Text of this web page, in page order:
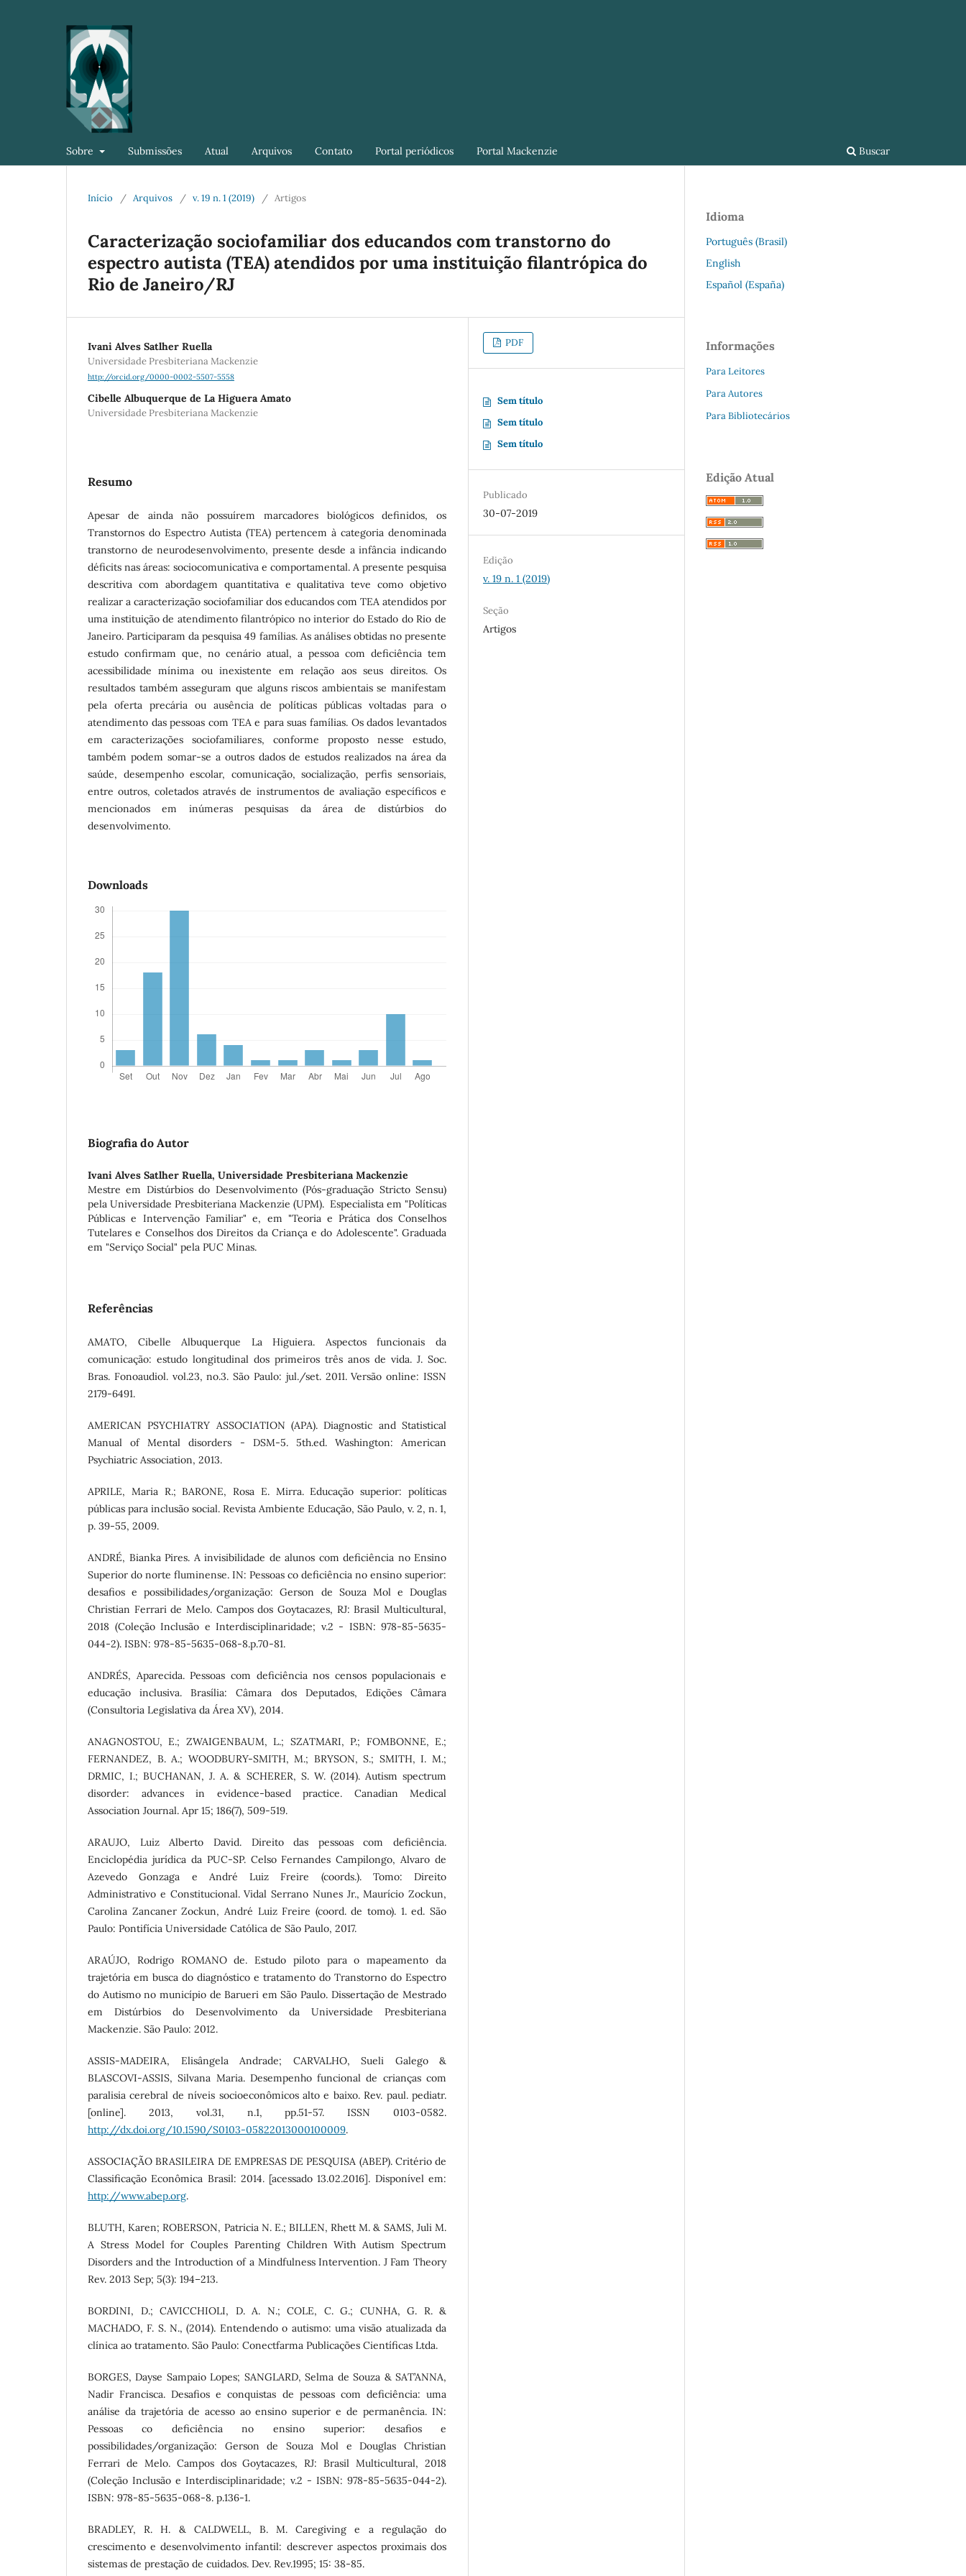
Sobre Submissões Atual Arquivos Contato Portal periódicos Portal Mackenzie Buscar
Início / Arquivos / v. 19 n. 1 (2019) / Artigos
Caracterização sociofamiliar dos educandos com transtorno do
espectro autista (TEA) atendidos por uma instituição filantrópica do
Rio de Janeiro/RJ
Ivani Alves Satlher Ruella
Universidade Presbiteriana Mackenzie
http://orcid.org/0000-0002-5507-5558
Cibelle Albuquerque de La Higuera Amato
Universidade Presbiteriana Mackenzie
Resumo
Apesar de ainda não possuírem marcadores biológicos definidos, os
Transtornos do Espectro Autista (TEA) pertencem à categoria denominada
transtorno de neurodesenvolvimento, presente desde a infância indicando
déficits nas áreas: sociocomunicativa e comportamental. A presente pesquisa
descritiva com abordagem quantitativa e qualitativa teve como objetivo
realizar a caracterização sociofamiliar dos educandos com TEA atendidos por
uma instituição de atendimento filantrópico no interior do Estado do Rio de
Janeiro. Participaram da pesquisa 49 famílias. As análises obtidas no presente
estudo confirmam que, no cenário atual, a pessoa com deficiência tem
acessibilidade mínima ou inexistente em relação aos seus direitos. Os
resultados também asseguram que alguns riscos ambientais se manifestam
pela oferta precária ou ausência de políticas públicas voltadas para o
atendimento das pessoas com TEA e para suas famílias. Os dados levantados
em caracterizações sociofamiliares, conforme proposto nesse estudo,
também podem somar-se a outros dados de estudos realizados na área da
saúde, desempenho escolar, comunicação, socialização, perfis sensoriais,
entre outros, coletados através de instrumentos de avaliação específicos e
mencionados em inúmeras pesquisas da área de distúrbios do
desenvolvimento.
Downloads
Biografia do Autor
Ivani Alves Satlher Ruella, Universidade Presbiteriana Mackenzie
Mestre em Distúrbios do Desenvolvimento (Pós-graduação Stricto Sensu)
pela Universidade Presbiteriana Mackenzie (UPM). Especialista em "Políticas
Públicas e Intervenção Familiar" e, em "Teoria e Prática dos Conselhos
Tutelares e Conselhos dos Direitos da Criança e do Adolescente". Graduada
em "Serviço Social" pela PUC Minas.
Referências
AMATO, Cibelle Albuquerque La Higuiera. Aspectos funcionais da
comunicação: estudo longitudinal dos primeiros três anos de vida. J. Soc.
Bras. Fonoaudiol. vol.23, no.3. São Paulo: jul./set. 2011. Versão online: ISSN
2179-6491.
AMERICAN PSYCHIATRY ASSOCIATION (APA). Diagnostic and Statistical
Manual of Mental disorders - DSM-5. 5th.ed. Washington: American
Psychiatric Association, 2013.
APRILE, Maria R.; BARONE, Rosa E. Mirra. Educação superior: políticas
públicas para inclusão social. Revista Ambiente Educação, São Paulo, v. 2, n. 1,
p. 39-55, 2009.
ANDRÉ, Bianka Pires. A invisibilidade de alunos com deficiência no Ensino
Superior do norte fluminense. IN: Pessoas co deficiência no ensino superior:
desafios e possibilidades/organização: Gerson de Souza Mol e Douglas
Christian Ferrari de Melo. Campos dos Goytacazes, RJ: Brasil Multicultural,
2018 (Coleção Inclusão e Interdisciplinaridade; v.2 - ISBN: 978-85-5635-
044-2). ISBN: 978-85-5635-068-8.p.70-81.
ANDRÉS, Aparecida. Pessoas com deficiência nos censos populacionais e
educação inclusiva. Brasília: Câmara dos Deputados, Edições Câmara
(Consultoria Legislativa da Área XV), 2014.
ANAGNOSTOU, E.; ZWAIGENBAUM, L.; SZATMARI, P.; FOMBONNE, E.;
FERNANDEZ, B. A.; WOODBURY-SMITH, M.; BRYSON, S.; SMITH, I. M.;
DRMIC, I.; BUCHANAN, J. A. & SCHERER, S. W. (2014). Autism spectrum
disorder: advances in evidence-based practice. Canadian Medical
Association Journal. Apr 15; 186(7), 509-519.
ARAUJO, Luiz Alberto David. Direito das pessoas com deficiência.
Enciclopédia jurídica da PUC-SP. Celso Fernandes Campilongo, Alvaro de
Azevedo Gonzaga e André Luiz Freire (coords.). Tomo: Direito
Administrativo e Constitucional. Vidal Serrano Nunes Jr., Maurício Zockun,
Carolina Zancaner Zockun, André Luiz Freire (coord. de tomo). 1. ed. São
Paulo: Pontifícia Universidade Católica de São Paulo, 2017.
ARAÚJO, Rodrigo ROMANO de. Estudo piloto para o mapeamento da
trajetória em busca do diagnóstico e tratamento do Transtorno do Espectro
do Autismo no município de Barueri em São Paulo. Dissertação de Mestrado
em Distúrbios do Desenvolvimento da Universidade Presbiteriana
Mackenzie. São Paulo: 2012.
ASSIS-MADEIRA, Elisângela Andrade; CARVALHO, Sueli Galego &
BLASCOVI-ASSIS, Silvana Maria. Desempenho funcional de crianças com
paralisia cerebral de níveis socioeconômicos alto e baixo. Rev. paul. pediatr.
[online]. 2013, vol.31, n.1, pp.51-57. ISSN 0103-0582.
http://dx.doi.org/10.1590/S0103-05822013000100009.
ASSOCIAÇÃO BRASILEIRA DE EMPRESAS DE PESQUISA (ABEP). Critério de
Classificação Econômica Brasil: 2014. [acessado 13.02.2016]. Disponível em:
http://www.abep.org.
BLUTH, Karen; ROBERSON, Patricia N. E.; BILLEN, Rhett M. & SAMS, Juli M.
A Stress Model for Couples Parenting Children With Autism Spectrum
Disorders and the Introduction of a Mindfulness Intervention. J Fam Theory
Rev. 2013 Sep; 5(3): 194–213.
BORDINI, D.; CAVICCHIOLI, D. A. N.; COLE, C. G.; CUNHA, G. R. &
MACHADO, F. S. N., (2014). Entendendo o autismo: uma visão atualizada da
clínica ao tratamento. São Paulo: Conectfarma Publicações Científicas Ltda.
BORGES, Dayse Sampaio Lopes; SANGLARD, Selma de Souza & SAT’ANNA,
Nadir Francisca. Desafios e conquistas de pessoas com deficiência: uma
análise da trajetória de acesso ao ensino superior e de permanência. IN:
Pessoas co deficiência no ensino superior: desafios e
possibilidades/organização: Gerson de Souza Mol e Douglas Christian
Ferrari de Melo. Campos dos Goytacazes, RJ: Brasil Multicultural, 2018
(Coleção Inclusão e Interdisciplinaridade; v.2 - ISBN: 978-85-5635-044-2).
ISBN: 978-85-5635-068-8. p.136-1.
BRADLEY, R. H. & CALDWELL, B. M. Caregiving e a regulação do
crescimento e desenvolvimento infantil: descrever aspectos proximais dos
sistemas de prestação de cuidados. Dev. Rev.1995; 15: 38-85.
PDF
Sem título
Sem título
Sem título
Publicado
30-07-2019
Edição
v. 19 n. 1 (2019)
Seção
Artigos
Idioma
Português (Brasil)
English
Español (España)
Informações
Para Leitores
Para Autores
Para Bibliotecários
Edição Atual